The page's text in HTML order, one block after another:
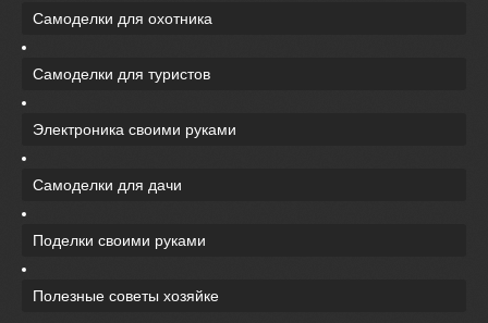
Самоделки для охотника
Самоделки для туристов
Электроника своими руками
Самоделки для дачи
Поделки своими руками
Полезные советы хозяйке